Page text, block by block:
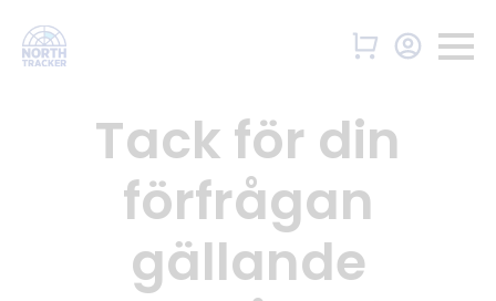
Tack för din
förfrågan
gällande